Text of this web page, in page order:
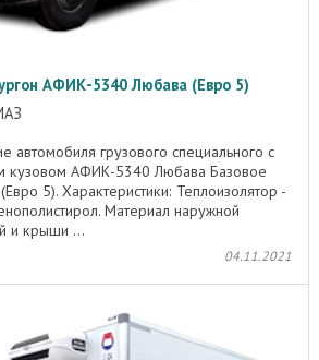
АФИК-5340 Любава (Евро 5)
автомобиля грузового специального с
кузовом АФИК-5340 Любава Базовое
5). Характеристики: Теплоизолятор -
Материал наружной
и крыши ...
04.11.2021